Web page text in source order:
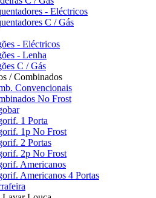
- Eléctricos
C / Gás
- Eléctricos
- Lenha
C / Gás
/ Combinados
Convencionais
No Frost
1 Porta
1p No Frost
2 Portas
2p No Frost
Americanos
Americanos 4 Portas